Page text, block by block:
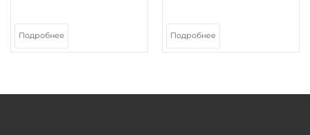
Подробнее Подробнее